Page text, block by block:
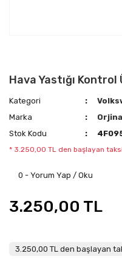
Hava Yastığı
Kategori
Marka
Stok Kodu
* 3.250,00 TL den başlayan
0 - Yorum Yap / Oku
3.250,00 TL
3.250,00 TL den başlayan